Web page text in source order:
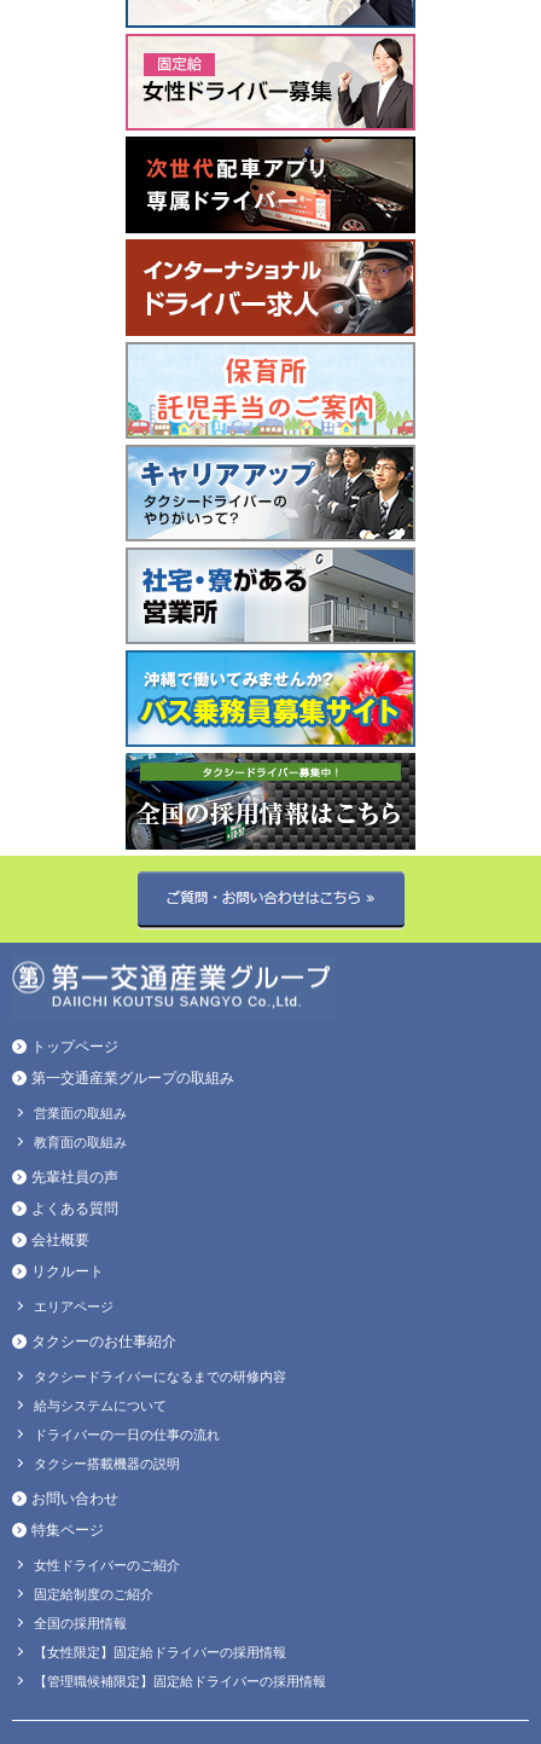
トップページ
第一交通産業グループの取組み
営業面の取組み
教育面の取組み
先輩社員の声
よくある質問
会社概要
リクルート
エリアページ
タクシーのお仕事紹介
タクシードライバーになるまでの研修内容
給与システムについて
ドライバーの一日の仕事の流れ
タクシー搭載機器の説明
お問い合わせ
特集ページ
女性ドライバーのご紹介
固定給制度のご紹介
全国の採用情報
【女性限定】固定給ドライバーの採用情報
【管理職候補限定】固定給ドライバーの採用情報